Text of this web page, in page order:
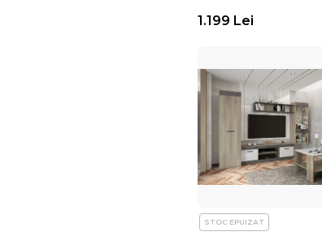
1.199 Lei
STOC EPUIZAT